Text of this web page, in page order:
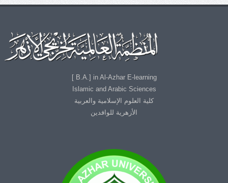
B.A.] in Al-Azhar E-learning ]
Islamic and Arabic Sciences
كلية العلوم الإسلامية والعربية
الأزهرية للوافدين